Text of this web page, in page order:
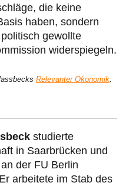
die keine
haben, sondern
gewollte
widerspiegeln.
Relevanter Ökonomik
studierte
in Saarbrücken und
der FU Berlin
arbeitete im Stab des